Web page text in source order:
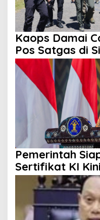
Kaops Damai
Pos Satgas di
Pendekatan
Masyarakat
Pemerintah
Sertifikat KI
KUR